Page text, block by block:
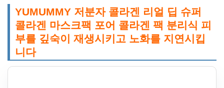
YUMUMMY 저분자 콜라겐 리얼 딥 슈퍼
콜라겐 마스크팩 포어 콜라겐 팩 분리식 피
부를 깊숙이 재생시키고 노화를 지연시킵
니다